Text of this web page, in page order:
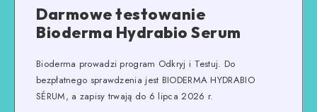
Darmowe testowanie
Bioderma Hydrabio Serum
Bioderma prowadzi program Odkryj i Testuj. Do
bezpłatnego sprawdzenia jest BIODERMA HYDRABIO
SÉRUM, a zapisy trwają do 6 lipca 2026 r.